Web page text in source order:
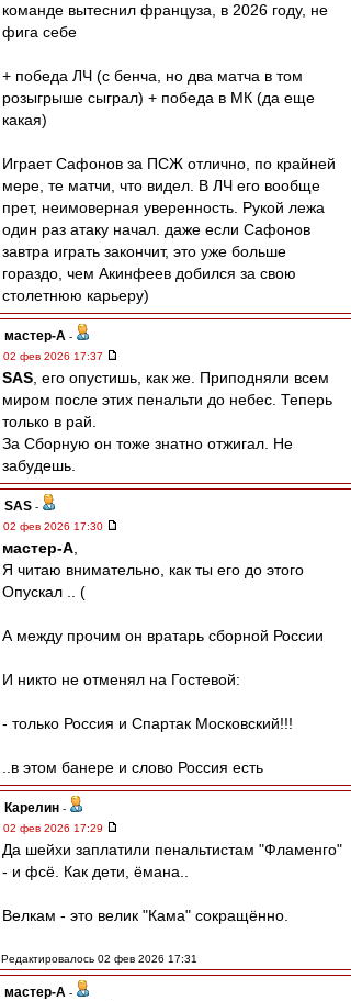
команде вытеснил француза, в 2026 году, не
фига себе
+ победа ЛЧ (с бенча, но два матча в том
розыгрыше сыграл) + победа в МК (да еще
какая)
Играет Сафонов за ПСЖ отлично, по крайней
мере, те матчи, что видел. В ЛЧ его вообще
прет, неимоверная уверенность. Рукой лежа
один раз атаку начал. даже если Сафонов
завтра играть закончит, это уже больше
гораздо, чем Акинфеев добился за свою
столетнюю карьеру)
мастер-А -
02 фев 2026 17:37
SAS , его опустишь, как же. Приподняли всем
миром после этих пенальти до небес. Теперь
только в рай.
За Сборную он тоже знатно отжигал. Не
забудешь.
SAS -
02 фев 2026 17:30
мастер-А
Я читаю внимательно, как ты его до этого
Опускал .. (
А между прочим он вратарь сборной России
И никто не отменял на Гостевой:
- только Россия и Спартак Московский!!!
..в этом банере и слово Россия есть
Карелин -
02 фев 2026 17:29
Да шейхи заплатили пенальтистам "Фламенго"
- и фсё. Как дети, ёмана..
Велкам - это велик "Кама" сокращённо.
Редактировалось 02 фев 2026 17:31
мастер-А -